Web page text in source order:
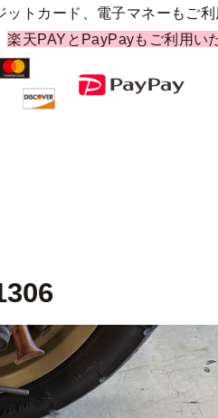
トカード、電子マネーもご
楽天PAYとPayPayもご利用い